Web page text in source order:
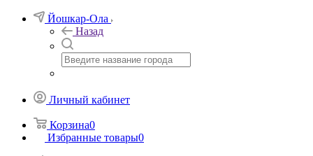
Йошкар-Ола
Назад
Личный кабинет
Корзина0
Избранные товары0